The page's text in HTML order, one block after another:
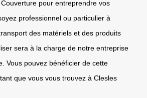
pour entreprendre vos
professionnel ou particulier à
des matériels et des produits
sera à la charge de notre entreprise
Vous pouvez bénéficier de cette
que vous vous trouvez à Clesles